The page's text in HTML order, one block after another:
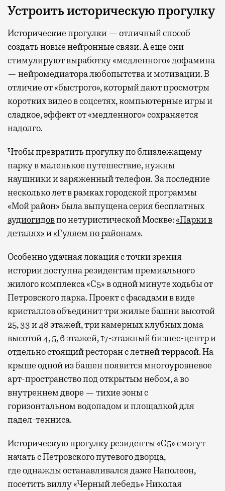
Устроить историческую прогулку
Исторические прогулки — отличный способ
создать новые нейронные связи. А еще они
стимулируют выработку «медленного» дофамина
— нейромедиатора любопытства и мотивации. В
отличие от «быстрого», который дают просмотры
коротких видео в соцсетях, компьютерные игры и
сладкое, эффект от «медленного» сохраняется
надолго.
Чтобы превратить прогулку по близлежащему
парку в маленькое путешествие, нужны
наушники и заряженный телефон. За последние
несколько лет в рамках городской программы
«Мой район» была выпущена серия бесплатных
аудиогидовпо нетуристической Москве:«Парки в
деталях»и«Гуляем по районам».
Особенно удачная локация с точки зрения
истории доступна резидентам премиального
жилого комплекса «С5»в одной минуте ходьбы от
Петровского парка. Проект с фасадами в виде
кристаллов объединит три жилые башни высотой
25, 33 и 48 этажей, три камерных клубных дома
высотой 4, 5, 6 этажей, 17-этажный бизнес-центр и
отдельно стоящий ресторан с летней террасой. На
крыше одной из башен появится многоуровневое
арт-пространство под открытым небом, а во
внутреннем дворе — тихие зоны с
горизонтальном водопадом и площадкой для
падел-тенниса.
Историческую прогулку резиденты «С5» смогут
начать с Петровского путевого дворца,
гдеоднажды останавливался даже Наполеон,
посетить виллу «Черный лебедь» Николая